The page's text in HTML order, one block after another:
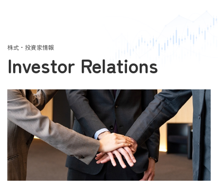
株式・投資家情報
Investor Relations